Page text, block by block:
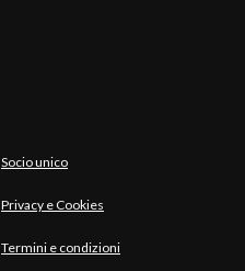
Socio unico
Privacy e Cookies
Termini e condizioni